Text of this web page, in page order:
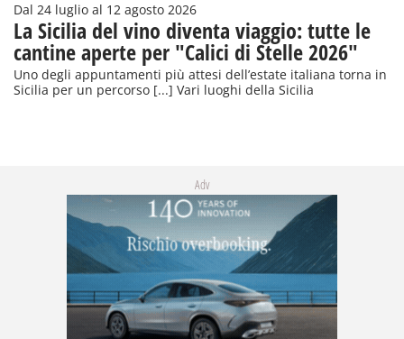
Dal 24 luglio al 12 agosto 2026
La Sicilia del vino diventa viaggio: tutte le
cantine aperte per "Calici di Stelle 2026"
Uno degli appuntamenti più attesi dell’estate italiana torna in
Sicilia per un percorso [...] Vari luoghi della Sicilia
Adv